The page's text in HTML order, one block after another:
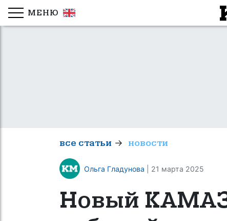
МЕНЮ
все статьи → новости
Ольга Гладунова | 21 марта 2025
Новый